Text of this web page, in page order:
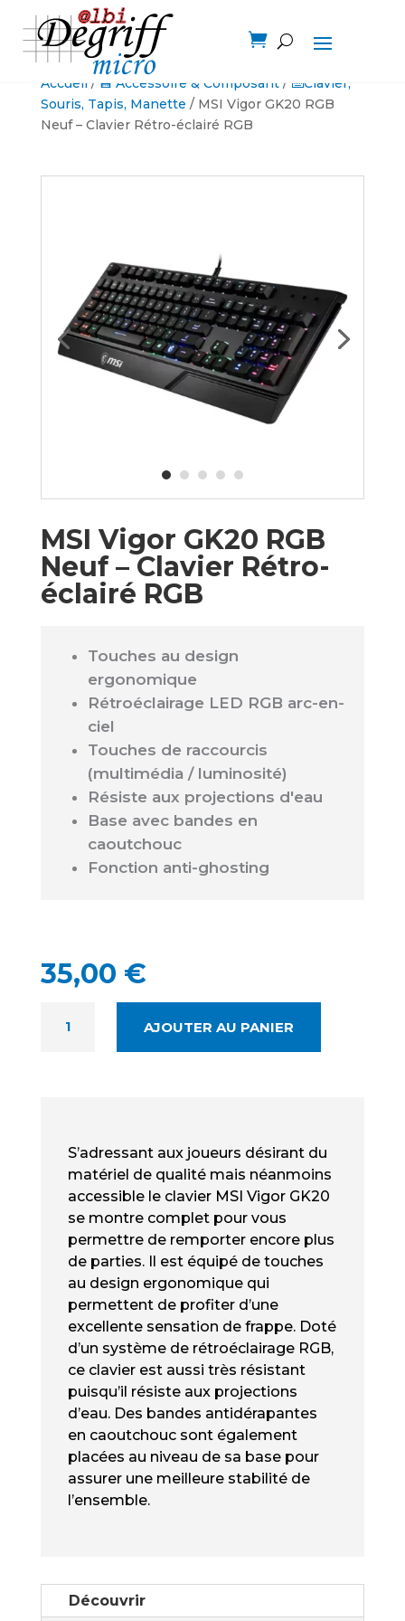

Accueil/ 💾 Accessoire & Composant/ ⌨️Clavier,
Souris, Tapis, Manette / MSI Vigor GK20 RGB
Neuf – Clavier Rétro-éclairé RGB
MSI Vigor GK20 RGB
Neuf – Clavier Rétro-
éclairé RGB
Touches au design
ergonomique
Rétroéclairage LED RGB arc-en-
ciel
Touches de raccourcis
(multimédia / luminosité)
Résiste aux projections d'eau
Base avec bandes en
caoutchouc
Fonction anti-ghosting
35,00 €
CLAVIER
RÉTRO-
ÉCLAIRÉ
RGB
AJOUTER AU PANIER
S’adressant aux joueurs désirant du
matériel de qualité mais néanmoins
accessible le clavier MSI Vigor GK20
se montre complet pour vous
permettre de remporter encore plus
de parties. Il est équipé de touches
au design ergonomique qui
permettent de profiter d’une
excellente sensation de frappe. Doté
d’un système de rétroéclairage RGB,
ce clavier est aussi très résistant
puisqu’il résiste aux projections
d’eau. Des bandes antidérapantes
en caoutchouc sont également
placées au niveau de sa base pour
assurer une meilleure stabilité de
l’ensemble.
Découvrir